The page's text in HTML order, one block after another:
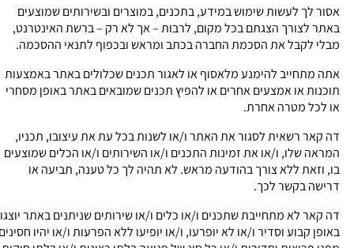
אסור לך לעשות שימוש במידע, בתכנים, במוצרים ובשירותים שמוצעים
באתר לצורך הצגתם בכל מקום, לרבות – אך לא רק – ברשת האינטרנט,
מבלי לקבל את הסכמת החברה בכתב ומראש ובכפוף לתנאי ההסכמה.
אתה מתחייב להימנע מלאסוף או לאגור תכנים שכלולים באתר באמצעות
תוכנות או אמצעים אחרים או להפיץ תכנים שמובאים באתר באופן מסחרי
או לכל מטרה אחרת.
דה קאר רשאית לסגור את האתר ו/או לשנות בכל עת את עיצובו, תכניו,
המראה שלו, ו/או את זמינות התכנים ו/או השירותים ו/או הכלים שמוצעים
בו, וזאת ללא צורך בהודעה מראש. לא תהיה לך כל טענה, תביעה או
דרישה בקשר לכך.
דה קאר לא מתחייבת שתכנים ו/או כלים ו/או שירותים שניתנים באתר יוצגו
באופן קבוע וסדיר ו/או לא יופרעו, ו/או יופיעו ללא הפרעות ו/או יהיו חסינים